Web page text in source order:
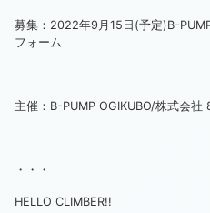
募集：2022年9月15日(予定)B-
フォーム
主催：B-PUMP OGIKUBO/株式会社
・・・
HELLO CLIMBER!!